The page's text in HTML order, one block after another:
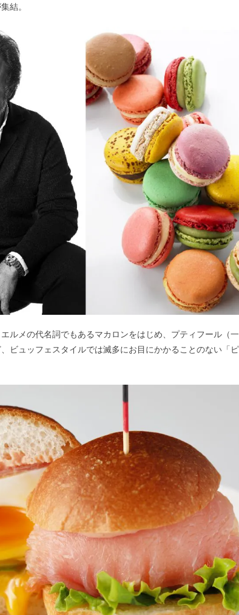
結。
ルメの代名詞でもあるマカロンをはじめ、プティフール（
ビュッフェスタイルでは滅多にお目にかかることのない「